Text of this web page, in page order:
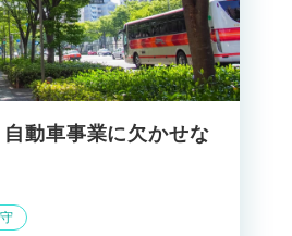
自動車事業に欠かせな